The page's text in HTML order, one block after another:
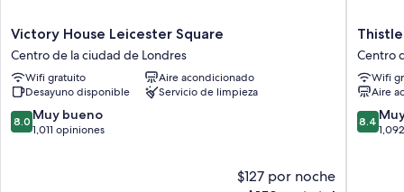
Victory
House
Leicester
Square
Centro
de
la
Victory House Leicester Square
Centro de la ciudad de Londres
Wifi gratuito
Aire acondicionado
Desayuno disponible
Servicio de limpieza
8.0
de
8.0 Muy bueno
1,011 opiniones
$127 por noche
Thistle
-
Square
Centro
de
Centro
Wifi
Aire
8.4
de
8.4